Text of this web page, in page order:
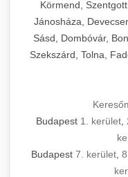
Körmend,
Jánosháza,
Sásd, Dombóvár,
Szekszárd, Tolna,
Budapest 1. kerület
Budapest 7. kerület,